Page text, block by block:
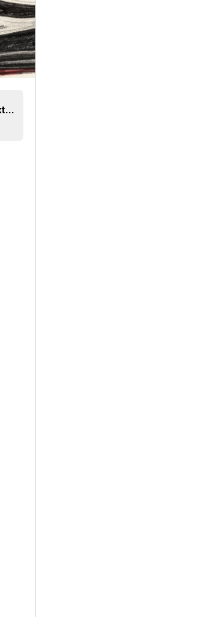
Exklusiv: Adidas Predator 2027 Fußballschuhe Next-Gen geleakt – inspiriert vom Predator Precision aus dem Jahr 2000